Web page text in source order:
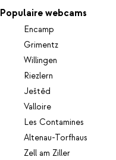
Populaire webcams
Encamp
Grimentz
Willingen
Riezlern
Ještěd
Valloire
Les Contamines
Altenau-Torfhaus
Zell am Ziller